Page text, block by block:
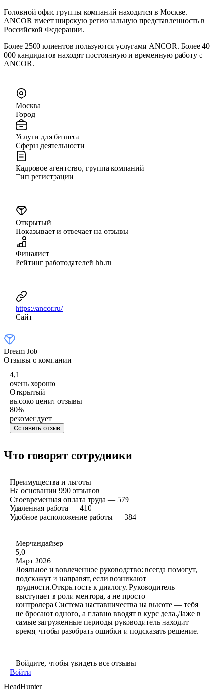
Головной офис группы компаний находится в Москве.
ANCOR имеет широкую региональную представленность в
Российской Федерации.
Более 2500 клиентов пользуются услугами ANCOR. Более 40
000 кандидатов находят постоянную и временную работу с
ANCOR.
Москва
Город
Услуги для бизнеса
Сферы деятельности
Кадровое агентство, группа компаний
Тип регистрации
Открытый
Показывает и отвечает на отзывы
Финалист
Рейтинг работодателей hh.ru
https://ancor.ru/
Сайт
Dream Job
Отзывы о компании
4,1
очень хорошо
Открытый
высоко ценит отзывы
80%
рекомендует
Оставить отзыв
Что говорят сотрудники
Преимущества и льготы
На основании 990 отзывов
Своевременная оплата труда — 579
Удаленная работа — 410
Удобное расположение работы — 384
Мерчандайзер
5,0
Март 2026
Лояльное и вовлеченное руководство: всегда помогут,
подскажут и направят, если возникают
трудности.Открытость к диалогу. Руководитель
выступает в роли ментора, а не просто
контролера.Система наставничества на высоте — тебя
не бросают одного, а плавно вводят в курс дела.Даже в
самые загруженные периоды руководитель находит
время, чтобы разобрать ошибки и подсказать решение.
Войдите, чтобы увидеть все отзывы
Войти
HeadHunter